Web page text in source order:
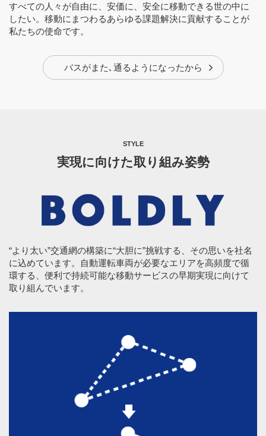
すべての人々が自由に、安価に、安全に移動できる世の中に
したい。移動にまつわるあらゆる課題解決に貢献することが
私たちの使命です。
バスがまた､通るようになったから
STYLE
実現に向けた取り組み姿勢
“より太い”交通網の構築に“大胆に”挑戦する、その思いを社名
に込めています。自動運転車両が必要なエリアを高頻度で循
環する、便利で持続可能な移動サービスの早期実現に向けて
取り組んでいます。